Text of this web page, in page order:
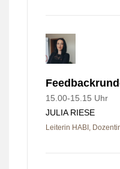
15.00-15.15 Uhr
JULIA RIESE
Leiterin HABI,